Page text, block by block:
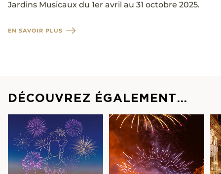
Jardins Musicaux du 1er avril au 31 octobre 2025.
EN SAVOIR PLUS
DÉCOUVREZ ÉGALEMENT…